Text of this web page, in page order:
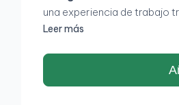
una experiencia de trabajo
Silent Touch
completo incluye un
hace ideal para un uso
Leer más